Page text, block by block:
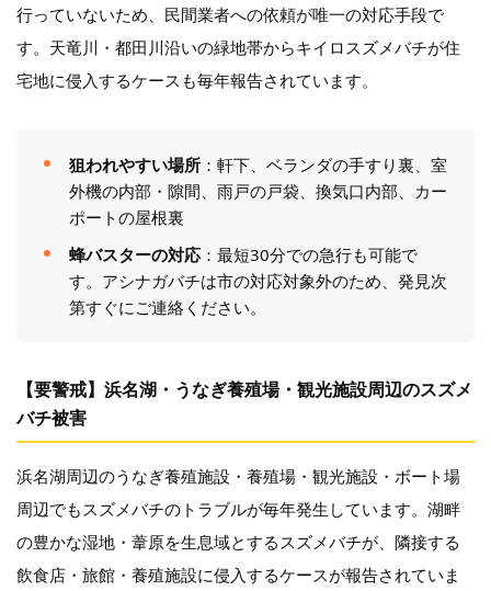
行っていないため、民間業者への依頼が唯一の対応手段で
す。天竜川・都田川沿いの緑地帯からキイロスズメバチが住
宅地に侵入するケースも毎年報告されています。
狙われやすい場所：軒下、ベランダの手すり裏、室
外機の内部・隙間、雨戸の戸袋、換気口内部、カー
ポートの屋根裏
蜂バスターの対応：最短30分での急行も可能で
す。アシナガバチは市の対応対象外のため、発見次
第すぐにご連絡ください。
【要警戒】浜名湖・うなぎ養殖場・観光施設周辺のスズメ
バチ被害
浜名湖周辺のうなぎ養殖施設・養殖場・観光施設・ボート場
周辺でもスズメバチのトラブルが毎年発生しています。湖畔
の豊かな湿地・葦原を生息域とするスズメバチが、隣接する
飲食店・旅館・養殖施設に侵入するケースが報告されていま